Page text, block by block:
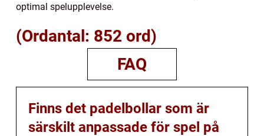
optimal spelupplevelse.
(Ordantal: 852 ord)
FAQ
Finns det padelbollar som är
särskilt anpassade för spel på